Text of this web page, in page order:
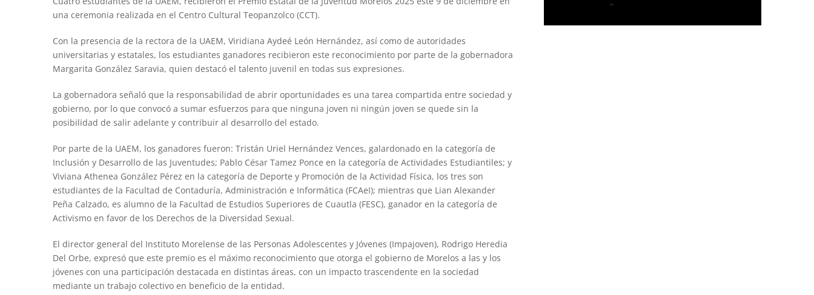
una ceremonia realizada en el Centro Cultural Teopanzolco (CCT).
Con la presencia de la rectora de la UAEM, Viridiana Aydeé León Hernández, así como de autoridades
universitarias y estatales, los estudiantes ganadores recibieron este reconocimiento por parte de la gobernadora
Margarita González Saravia, quien destacó el talento juvenil en todas sus expresiones.
La gobernadora señaló que la responsabilidad de abrir oportunidades es una tarea compartida entre sociedad y
gobierno, por lo que convocó a sumar esfuerzos para que ninguna joven ni ningún joven se quede sin la
posibilidad de salir adelante y contribuir al desarrollo del estado.
Por parte de la UAEM, los ganadores fueron: Tristán Uriel Hernández Vences, galardonado en la categoría de
Inclusión y Desarrollo de las Juventudes; Pablo César Tamez Ponce en la categoría de Actividades Estudiantiles; y
Viviana Athenea González Pérez en la categoría de Deporte y Promoción de la Actividad Física, los tres son
estudiantes de la Facultad de Contaduría, Administración e Informática (FCAeI); mientras que Lian Alexander
Peña Calzado, es alumno de la Facultad de Estudios Superiores de Cuautla (FESC), ganador en la categoría de
Activismo en favor de los Derechos de la Diversidad Sexual.
El director general del Instituto Morelense de las Personas Adolescentes y Jóvenes (Impajoven), Rodrigo Heredia
Del Orbe, expresó que este premio es el máximo reconocimiento que otorga el gobierno de Morelos a las y los
jóvenes con una participación destacada en distintas áreas, con un impacto trascendente en la sociedad
mediante un trabajo colectivo en beneficio de la entidad.